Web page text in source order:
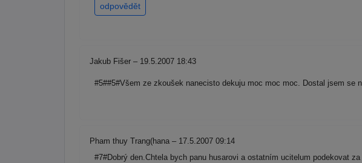
odpovědět
Jakub Fišer – 19.5.2007 18:43
#5##5#Všem ze zkoušek nanecisto dekuju moc moc moc. Dostal jsem se
Pham thuy Trang(hana – 17.5.2007 09:14
#7#Dobrý den.Chtela bych panu husarovi a ostatním ucitelum podekovat